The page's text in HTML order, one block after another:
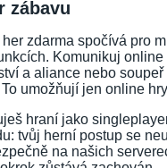
zábavu
zdarma spočívá pro
Komunikuj online
a aliance nebo soupeř
umožňují jen online
hraní jako
tvůj herní postup se
na našich